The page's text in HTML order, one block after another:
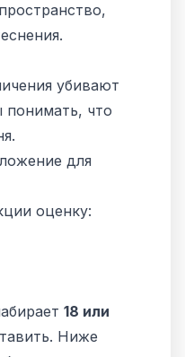
убивают
что
для
оценку:
18 или
Ниже